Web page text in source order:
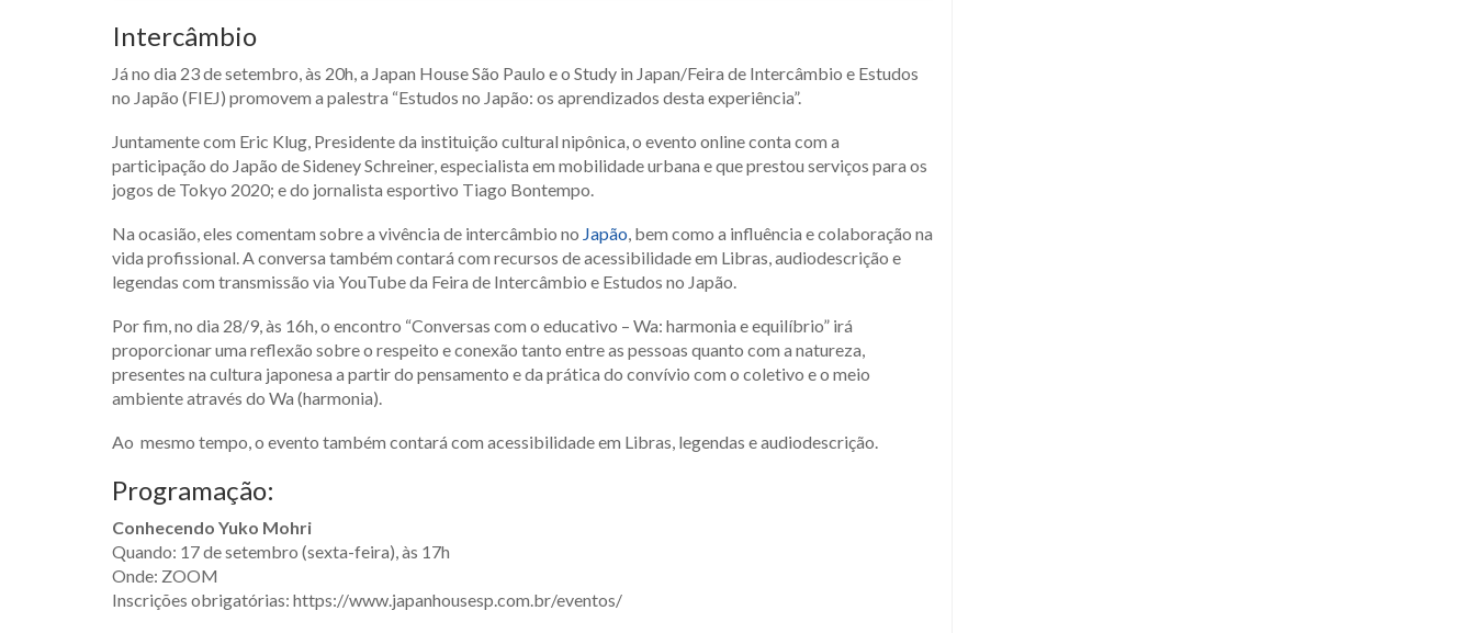
Intercâmbio
Já no dia 23 de setembro, às 20h, a Japan House São Paulo e o Study in Japan/Feira de Intercâmbio e Estudos
no Japão (FIEJ) promovem a palestra “Estudos no Japão: os aprendizados desta experiência”.
Juntamente com Eric Klug, Presidente da instituição cultural nipônica, o evento online conta com a
participação do Japão de Sideney Schreiner, especialista em mobilidade urbana e que prestou serviços para os
jogos de Tokyo 2020; e do jornalista esportivo Tiago Bontempo.
Na ocasião, eles comentam sobre a vivência de intercâmbio no Japão, bem como a influência e colaboração na
vida profissional. A conversa também contará com recursos de acessibilidade em Libras, audiodescrição e
legendas com transmissão via YouTube da Feira de Intercâmbio e Estudos no Japão.
Por fim, no dia 28/9, às 16h, o encontro “Conversas com o educativo – Wa: harmonia e equilíbrio” irá
proporcionar uma reflexão sobre o respeito e conexão tanto entre as pessoas quanto com a natureza,
presentes na cultura japonesa a partir do pensamento e da prática do convívio com o coletivo e o meio
ambiente através do Wa (harmonia).
Ao mesmo tempo, o evento também contará com acessibilidade em Libras, legendas e audiodescrição.
Programação:
Conhecendo Yuko Mohri
Quando: 17 de setembro (sexta-feira), às 17h
Onde: ZOOM
Inscrições obrigatórias: https://www.japanhousesp.com.br/eventos/